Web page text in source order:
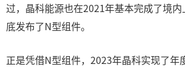
过，晶科能源也在2021年基本完成了境
底发布了N型组件。
正是凭借N型组件，2023年晶科实现了年